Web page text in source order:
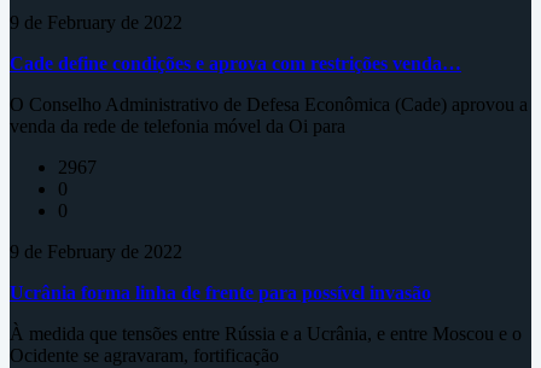
9 de February de 2022
Cade define condições e aprova com restrições venda…
O Conselho Administrativo de Defesa Econômica (Cade) aprovou a
venda da rede de telefonia móvel da Oi para
2967
0
0
9 de February de 2022
Ucrânia forma linha de frente para possível invasão
À medida que tensões entre Rússia e a Ucrânia, e entre Moscou e o
Ocidente se agravaram, fortificação